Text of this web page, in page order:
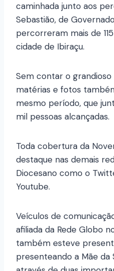
caminhada junto aos
Sebastião, de
percorreram mais de
cidade de Ibiraçu.
Sem contar o
matérias e fotos
mesmo período, que
mil pessoas alcançadas.
Toda cobertura da
destaque nas demais
Diocesano como o
Youtube.
Veículos de
afiliada da Rede Globo
também esteve
presenteando a Mãe